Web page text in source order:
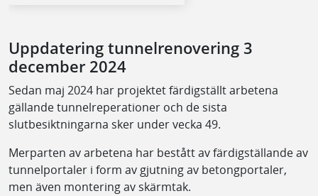
Uppdatering tunnelrenovering 3
december 2024
Sedan maj 2024 har projektet färdigställt arbetena
gällande tunnelreperationer och de sista
slutbesiktningarna sker under vecka 49.
Merparten av arbetena har bestått av färdigställande av
tunnelportaler i form av gjutning av betongportaler,
men även montering av skärmtak.